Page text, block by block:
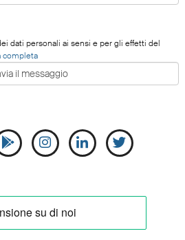
dati personali ai sensi e per gli effetti del
completa